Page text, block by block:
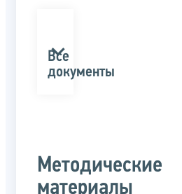
Все
документы
Методические
материалы